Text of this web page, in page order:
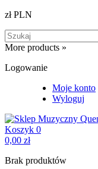
zł PLN
More products »
Logowanie
Moje konto
Wyloguj
Koszyk 0
0,00 zł
Brak produktów